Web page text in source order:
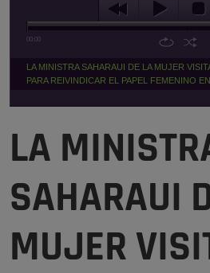
00:00
LA MINISTRA SAHARAUI DE LA MUJER
PARA REIVINDICAR EL PAPEL FEMENINO
LA
SAHARAUI
MUJER